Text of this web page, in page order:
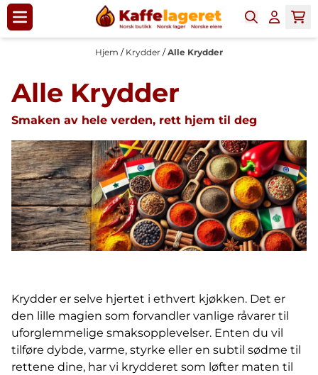
Hopp til innhold
Hjem / Krydder /Alle Krydder
Alle Krydder
Smaken av hele verden, rett hjem til deg
Krydder er selve hjertet i ethvert kjøkken. Det er
den lille magien som forvandler vanlige råvarer til
uforglemmelige smaksopplevelser. Enten du vil
tilføre dybde, varme, styrke eller en subtil sødme til
rettene dine, har vi krydderet som løfter maten til